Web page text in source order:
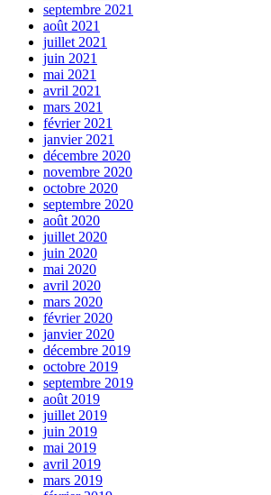
septembre 2021
août 2021
juillet 2021
juin 2021
mai 2021
avril 2021
mars 2021
février 2021
janvier 2021
décembre 2020
novembre 2020
octobre 2020
septembre 2020
août 2020
juillet 2020
juin 2020
mai 2020
avril 2020
mars 2020
février 2020
janvier 2020
décembre 2019
octobre 2019
septembre 2019
août 2019
juillet 2019
juin 2019
mai 2019
avril 2019
mars 2019